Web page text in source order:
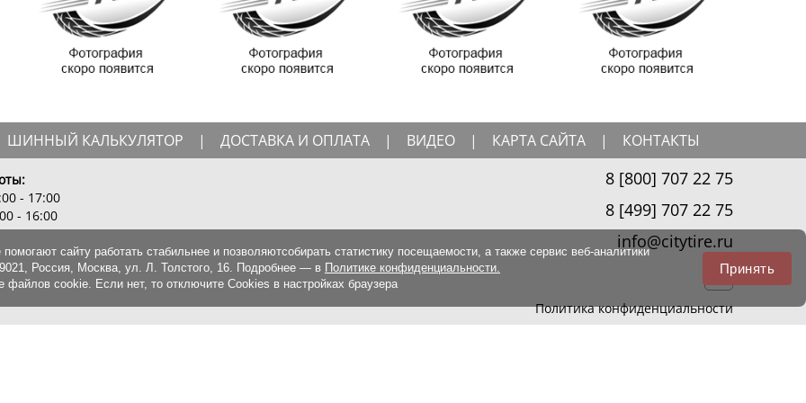
ШИННЫЙ КАЛЬКУЛЯТОР | ДОСТАВКА И ОПЛАТА | ВИДЕО | КАРТА САЙТА | КОНТАКТЫ
- 17:00
- 16:00
8 [800] 707 22 75
8 [499] 707 22 75
info@citytire.ru
Политика конфиденциальности
сайту работать стабильнее и позволяютсобирать статистику посещаемости, а также сервис веб-аналитики
Россия, Москва, ул. Л. Толстого, 16. Подробнее — в Политике конфиденциальности.
cookie. Если нет, то отключите Cookies в настройках браузера
Принять